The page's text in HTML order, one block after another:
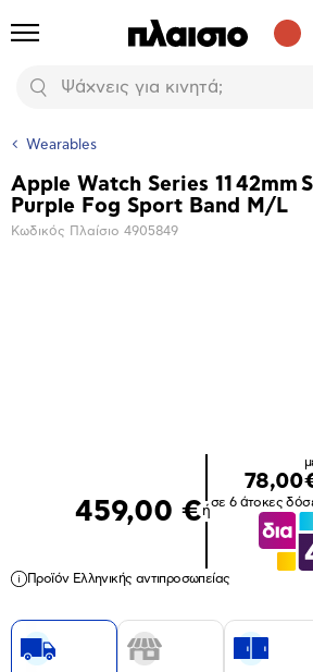
Προϊόντα
Αναζήτηση
Wearables
Βασικά
χαρακτηριστικά
Apple Watch Series 11 42mm
Purple Fog Sport Band M/L
Κωδικός Πλαίσιο 4905849
459,00 €ή
σε 6 άτοκες
Προϊόν Ελληνικής αντιπροσωπείας